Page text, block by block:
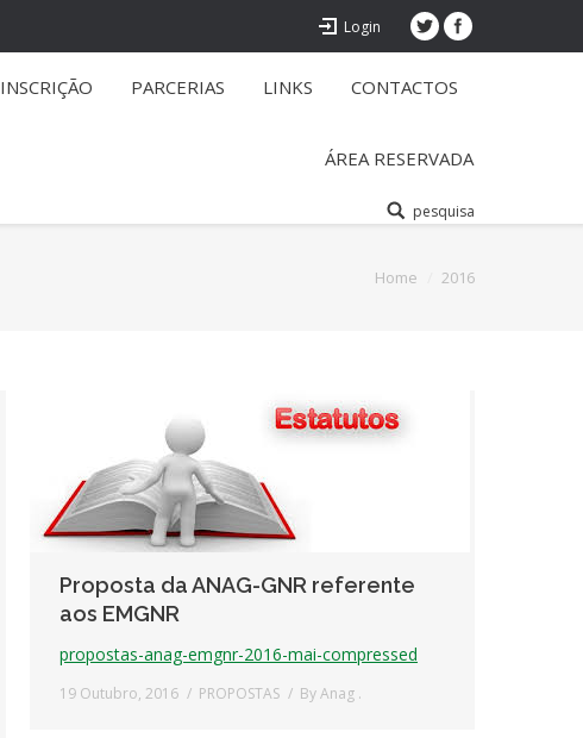
Login
INSCRIÇÃO PARCERIAS LINKS CONTACTOS
ÁREA RESERVADA
pesquisa
Home 2016
Proposta da ANAG-GNR referente
aos EMGNR
propostas-anag-emgnr-2016-mai-compressed
19 Outubro, 2016 PROPOSTAS ByAnag .